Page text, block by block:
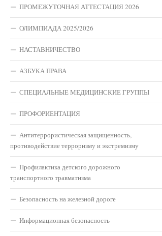
ПРОМЕЖУТОЧНАЯ АТТЕСТАЦИЯ 2026
ОЛИМПИАДА 2025/2026
НАСТАВНИЧЕСТВО
АЗБУКА ПРАВА
СПЕЦИАЛЬНЫЕ МЕДИЦИНСКИЕ ГРУППЫ
ПРОФОРИЕНТАЦИЯ
Антитеррористическая защищенность,
противодействие терроризму и экстремизму
Профилактика детского дорожного
транспортного травматизма
Безопасность на железной дороге
Информационная безопасность